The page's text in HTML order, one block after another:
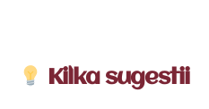
Kilka sugestii